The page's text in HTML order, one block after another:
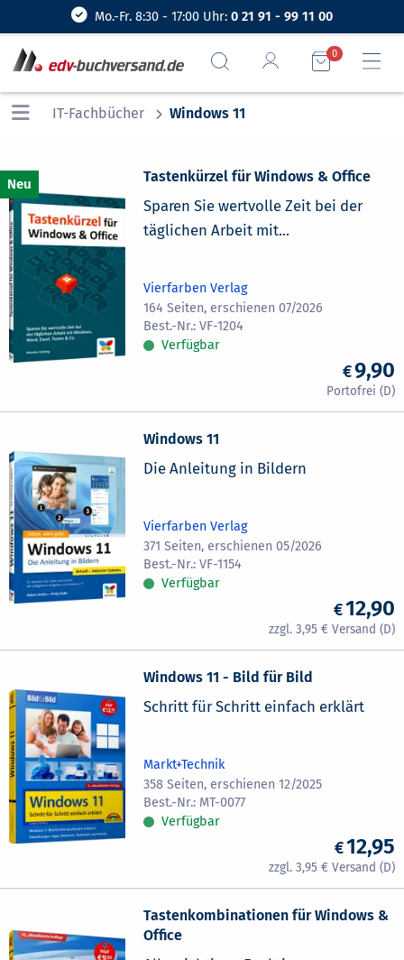
Mo.-Fr. 8:30 - 17:00 Uhr: 0 21 91 - 99 11 00
0
IT-Fachbücher Windows 11
Tastenkürzel für Windows & Office
Sparen Sie wertvolle Zeit bei der
täglichen Arbeit mit...
Vierfarben Verlag
164 Seiten, erschienen 07/2026
VF-1204
Verfügbar
9,90
Windows 11
Die Anleitung in Bildern
Vierfarben Verlag
371 Seiten, erschienen 05/2026
VF-1154
Verfügbar
12,90
3,95
Windows 11 - Bild für Bild
Schritt für Schritt einfach erklärt
Markt+Technik
358 Seiten, erschienen 12/2025
MT-0077
Verfügbar
12,95
3,95
Tastenkombinationen für Windows &
Office